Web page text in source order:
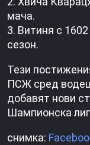
мача.
3. Витиня с
сезон.
Тези
ПСЖ сред
добавят нови
Шампионска
снимка: